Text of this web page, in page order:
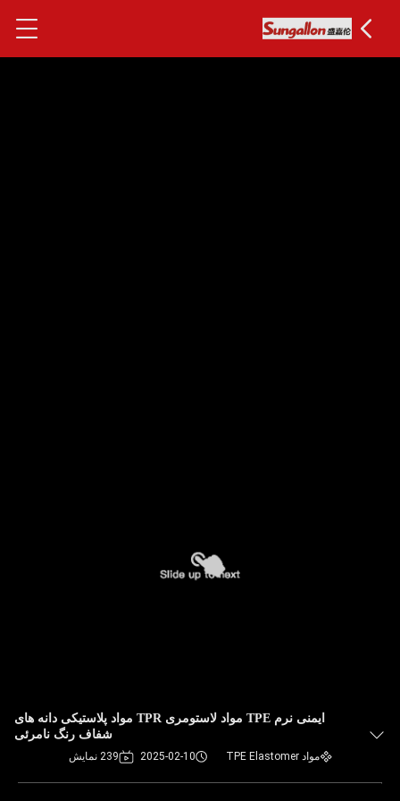
ایمنی نرم TPE مواد لاستومری TPR مواد پلاستیکی دانه های
شفاف رنگ نامرئی
مواد TPE Elastomer 2025-02-10 239 نمایش